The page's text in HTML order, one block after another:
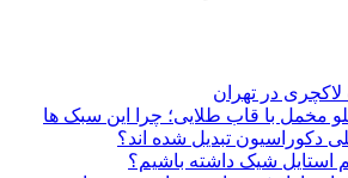
در تهران
مخمل با قاب طلایی؛ چرا این سبک ها
دکوراسیون تبدیل شده اند؟
استایل شیک داشته باشیم؟